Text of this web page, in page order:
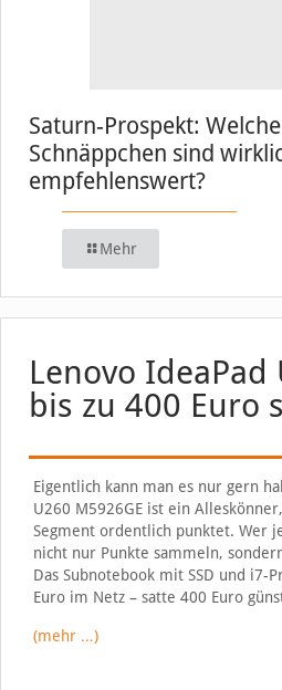
Saturn-Prospekt:
Schnäppchen sind
empfehlenswert?
Mehr
Lenovo IdeaPad
bis zu 400 Euro
Eigentlich kann man es nur gern
U260 M5926GE ist ein
Segment ordentlich punktet. Wer
nicht nur Punkte sammeln,
Das Subnotebook mit SSD und i7-
Euro im Netz – satte 400 Euro
(mehr …)